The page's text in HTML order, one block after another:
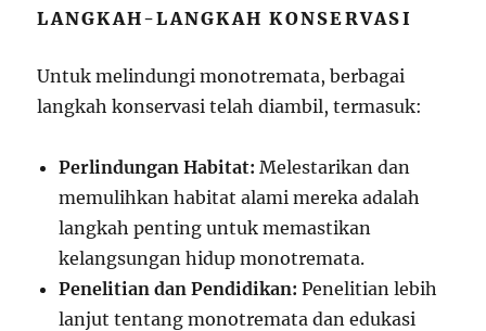
LANGKAH-LANGKAH KONSERVASI
Untuk melindungi monotremata, berbagai
langkah konservasi telah diambil, termasuk:
Perlindungan Habitat: Melestarikan dan
memulihkan habitat alami mereka adalah
langkah penting untuk memastikan
kelangsungan hidup monotremata.
Penelitian dan Pendidikan: Penelitian lebih
lanjut tentang monotremata dan edukasi